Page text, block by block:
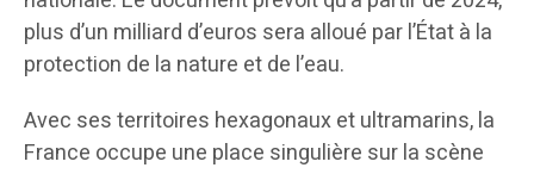
plus d’un milliard d’euros sera alloué par l’État à la
protection de la nature et de l’eau.
Avec ses territoires hexagonaux et ultramarins, la
France occupe une place singulière sur la scène